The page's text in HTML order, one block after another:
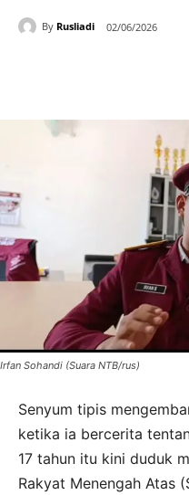
By Rusliadi 02/06/2026
Irfan Sohandi (Suara NTB/rus)
Senyum tipis
ketika ia bercerita
17 tahun itu kini duduk
Rakyat Menengah Atas